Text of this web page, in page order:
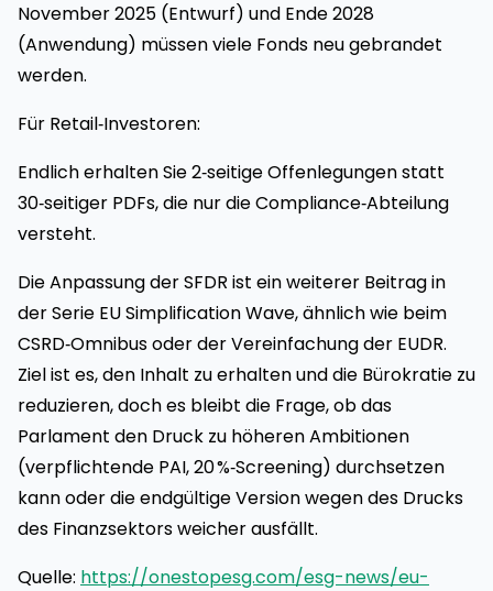
November 2025 (Entwurf) und Ende 2028
(Anwendung) müssen viele Fonds neu gebrandet
werden.
Für Retail‑Investoren:
Endlich erhalten Sie 2‑seitige Offenlegungen statt
30‑seitiger PDFs, die nur die Compliance‑Abteilung
versteht.
Die Anpassung der SFDR ist ein weiterer Beitrag in
der Serie EU Simplification Wave, ähnlich wie beim
CSRD‑Omnibus oder der Vereinfachung der EUDR.
Ziel ist es, den Inhalt zu erhalten und die Bürokratie zu
reduzieren, doch es bleibt die Frage, ob das
Parlament den Druck zu höheren Ambitionen
(verpflichtende PAI, 20 %‑Screening) durchsetzen
kann oder die endgültige Version wegen des Drucks
des Finanzsektors weicher ausfällt.
Quelle: https://onestopesg.com/esg-news/eu-